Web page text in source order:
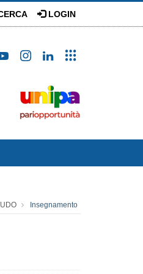
LOGIN
Insegnamento